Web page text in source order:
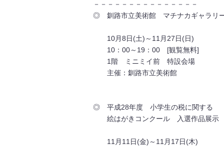
－－－－－－－－－－－－－－－
◎ 釧路市立美術館 マチナカギャラリ
10月8日(土)～11月27日(日)
10：00～19：00 [観覧無料]
1階 ミニミイ前 特設会場
主催：釧路市立美術館
◎ 平成28年度 小学生の税に関する
絵はがきコンクール 入選作品展示
11月11日(金)～11月17日(木)